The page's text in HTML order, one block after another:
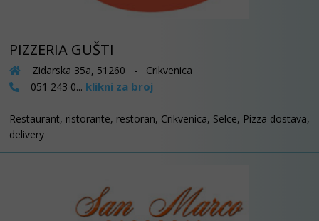
PIZZERIA GUŠTI
Zidarska 35a, 51260 - Crikvenica
051 243 0... klikni za broj
Restaurant, ristorante, restoran, Crikvenica, Selce, Pizza dostava,
delivery